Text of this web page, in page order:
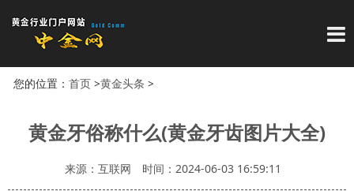
导
您的位置： 首页>黄金头条 >
黄金牙俗称什么(黄金牙齿图片大全)
来源：互联网 时间：2024-06-03 16:59:11